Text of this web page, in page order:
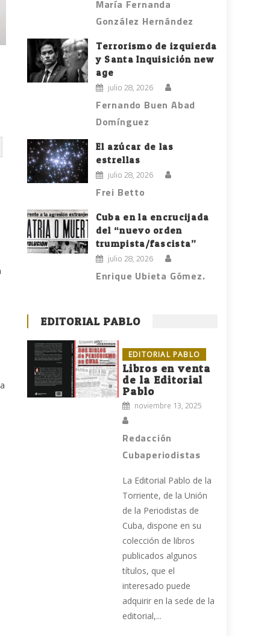
María Fernanda
González Hernández
Terrorismo de izquierda
y Santa Inquisición new
age
julio 28, 2026
Fernando Buen Abad
Domínguez
El azúcar de las
estrellas
julio 28, 2026
Frei Betto
Cuba en la encrucijada
del “nuevo orden
trumpista/fascista”
julio 28, 2026
Enrique Ubieta Gómez.
EDITORIAL PABLO
EDITORIAL PABLO
Libros en venta
de la Editorial
Pablo
noviembre 13, 2025
Redacción
Cubaperiodistas
La Editorial Pablo de la
Torriente, de la Unión
de la Periodistas de
Cuba, dispone en su
colección de libros
publicados algunos
títulos, que el
interesado puede
adquirir en la sede de la
editorial,...